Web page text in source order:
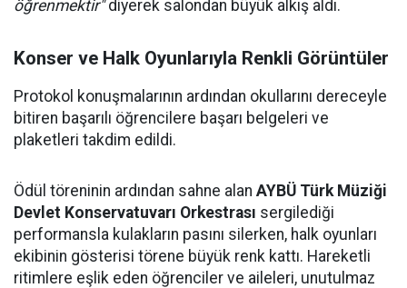
öğrenmektir"diyerek salondan büyük alkış aldı.
Konser ve Halk Oyunlarıyla Renkli Görüntüler
Protokol konuşmalarının ardından okullarını dereceyle
bitiren başarılı öğrencilere başarı belgeleri ve
plaketleri takdim edildi.
Ödül töreninin ardından sahne alan AYBÜ Türk Müziği
Devlet Konservatuvarı Orkestrası sergilediği
performansla kulakların pasını silerken, halk oyunları
ekibinin gösterisi törene büyük renk kattı. Hareketli
ritimlere eşlik eden öğrenciler ve aileleri, unutulmaz